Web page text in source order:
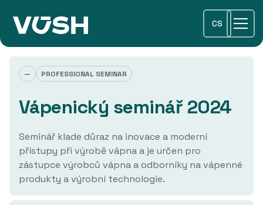
CS
— PROFESSIONAL SEMINAR
Vápenický seminář 2024
Seminář klade důraz na inovace a moderní
přístupy při výrobě vápna a je určen pro
zástupce výrobců vápna a odborníky na vápenné
produkty a výrobní technologie.